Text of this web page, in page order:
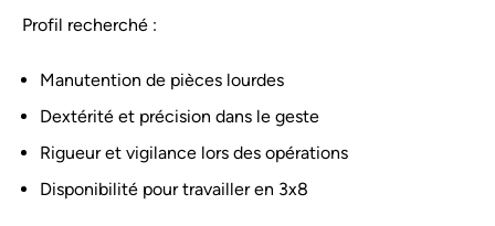
Profil recherché :
Manutention de pièces lourdes
Dextérité et précision dans le geste
Rigueur et vigilance lors des opérations
Disponibilité pour travailler en 3x8